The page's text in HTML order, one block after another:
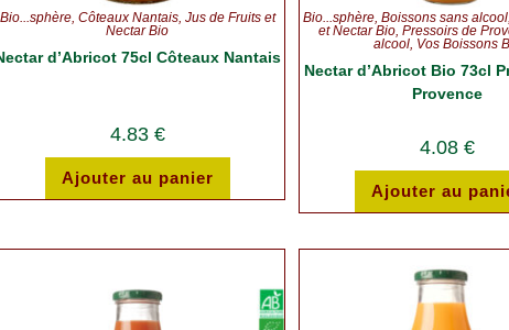
Bio...sphère, Côteaux Nantais, Jus de Fruits et
Nectar Bio
d’Abricot 75cl Côteaux Nantais
4.83 €
Ajouter au panier
Bio...sphère Boissons sans alcool
et Nectar Bio Pressoirs de
alcool, Vos Boissons
Nectar d’Abricot Bio 73cl
Provence
4.08 €
Ajouter au